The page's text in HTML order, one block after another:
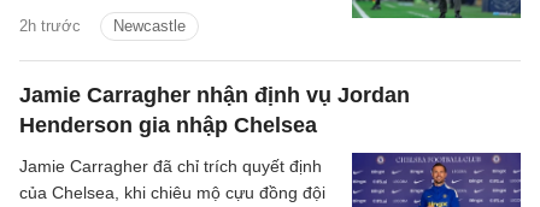
2h trước Newcastle
Jamie Carragher nhận định vụ Jordan
Henderson gia nhập Chelsea
Jamie Carragher đã chỉ trích quyết định
của Chelsea, khi chiêu mộ cựu đồng đội